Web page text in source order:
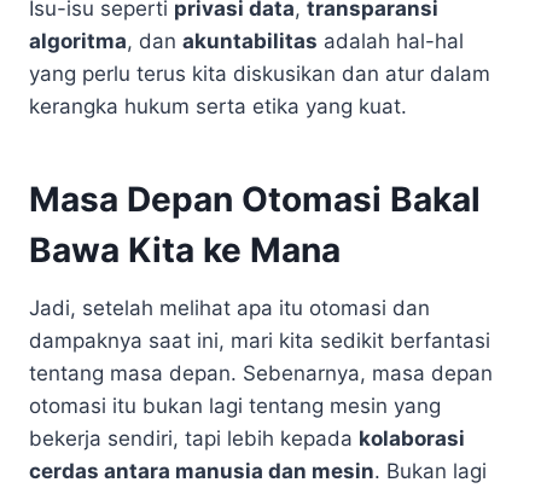
Isu-isu seperti privasi data, transparansi
algoritma, dan akuntabilitas adalah hal-hal
yang perlu terus kita diskusikan dan atur dalam
kerangka hukum serta etika yang kuat.
Masa Depan Otomasi Bakal
Bawa Kita ke Mana
Jadi, setelah melihat apa itu otomasi dan
dampaknya saat ini, mari kita sedikit berfantasi
tentang masa depan. Sebenarnya, masa depan
otomasi itu bukan lagi tentang mesin yang
bekerja sendiri, tapi lebih kepada kolaborasi
cerdas antara manusia dan mesin. Bukan lagi